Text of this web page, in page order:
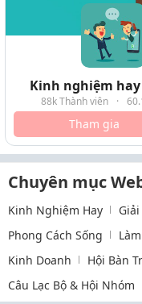
Kinh nghiệm
88k Thành viên ·
Tham gia
Chuyên mục
Kinh Nghiệm Hay
Phong Cách Sống
Kinh Doanh
Hội Bàn
Câu Lạc Bộ & Hội Nhóm